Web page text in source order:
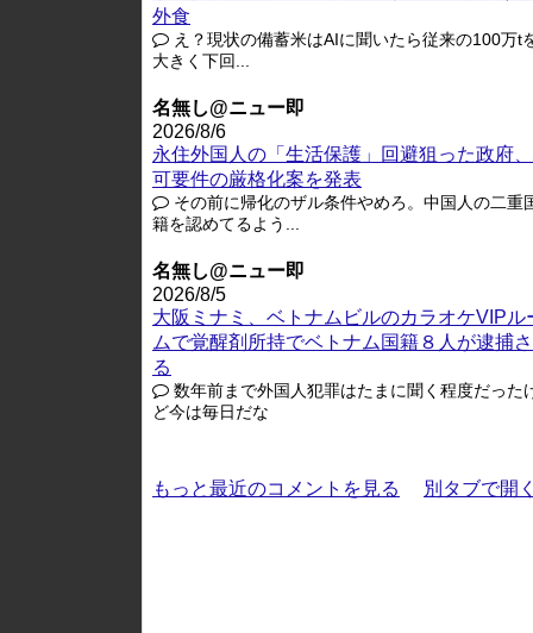
外食
え？現状の備蓄米はAIに聞いたら従来の100万t
大きく下回...
名無し@ニュー即
2026/8/6
永住外国人の「生活保護」回避狙った政府
可要件の厳格化案を発表
その前に帰化のザル条件やめろ。中国人の二重
籍を認めてるよう...
名無し@ニュー即
2026/8/5
大阪ミナミ、ベトナムビルのカラオケVIPル
ムで覚醒剤所持でベトナム国籍８人が逮捕
る
数年前まで外国人犯罪はたまに聞く程度だった
ど今は毎日だな
もっと最近のコメントを見る 別タブで開く